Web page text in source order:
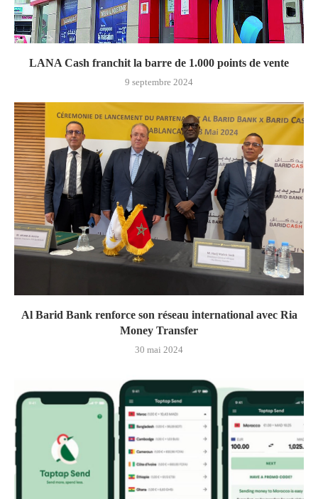
LANA Cash franchit la barre de 1.000 points de vente
9 septembre 2024
Al Barid Bank renforce son réseau international avec Ria
Money Transfer
30 mai 2024